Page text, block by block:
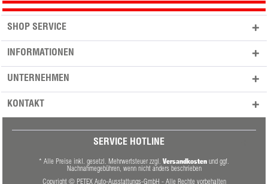
SHOP SERVICE
INFORMATIONEN
UNTERNEHMEN
KONTAKT
SERVICE HOTLINE
* Alle Preise inkl. gesetzl. Mehrwertsteuer zzgl. Versandkosten und ggf.
Nachnahmegebühren, wenn nicht anders beschrieben
Copyright © PETEX Auto-Ausstattungs-GmbH - Alle Rechte vorbehalten